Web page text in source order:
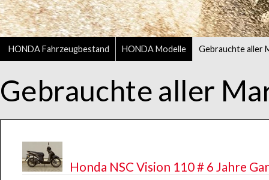
HONDA Fahrzeugbestand HONDA Modelle Gebrauchte aller
Gebrauchte aller
Honda NSC Vision 110 # 6 Jahre